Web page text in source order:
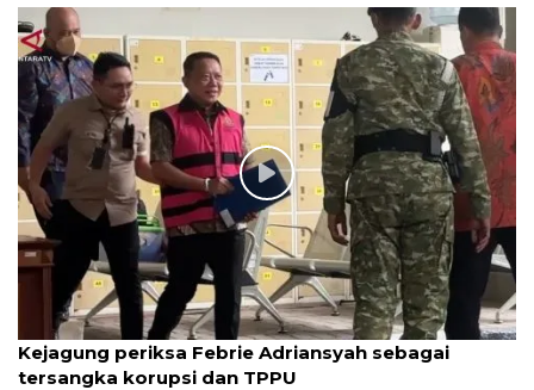
Kejagung periksa Febrie Adriansyah sebagai
tersangka korupsi dan TPPU